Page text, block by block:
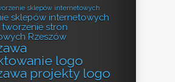
sklepów internetowych
sklepów internetowych
tworzenie stron
Rzeszów
logo
projekty logo